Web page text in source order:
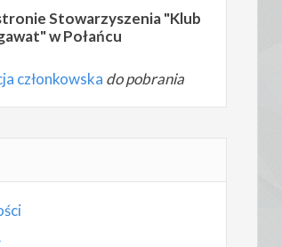
Stowarzyszenia "Klub
w Połańcu
członkowska do pobrania